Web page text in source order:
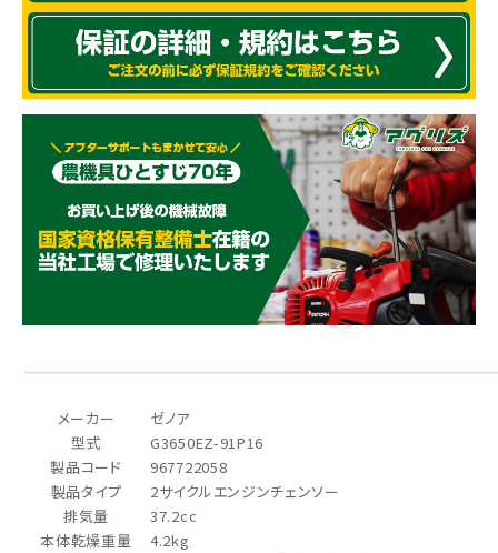
メーカー
ゼノア
型式
G3650EZ-91P16
製品コード
967722058
製品タイプ
2サイクルエンジンチェンソー
排気量
37.2cc
本体乾燥重量
4.2kg